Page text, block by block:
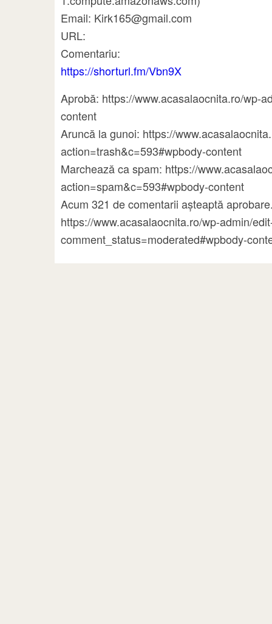
Email: Kirk165@gmail.com
URL:
Comentariu:
https://shorturl.fm/Vbn9X
Aprobă: https://www.acasalaocnita.ro/wp-
content
Aruncă la gunoi: https://
action=trash&c=593#wpbody-content
Marchează ca spam: https://
action=spam&c=593#wpbody-content
Acum 321 de comentarii așteaptă
https://www.acasalaocnita.ro/wp-admin/
comment_status=moderated#wpbody-